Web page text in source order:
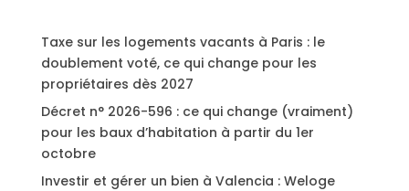
Taxe sur les logements vacants à Paris : le
doublement voté, ce qui change pour les
propriétaires dès 2027
Décret n° 2026-596 : ce qui change (vraiment)
pour les baux d’habitation à partir du 1er
octobre
Investir et gérer un bien à Valencia : Weloge